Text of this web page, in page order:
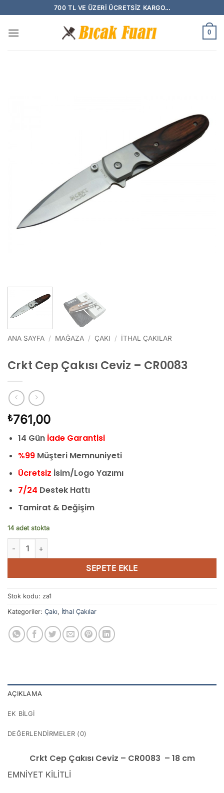
atla
700 TL VE ÜZERI ÜCRETSIZ KARGO...
0
ANA SAYFA / MAĞAZA / ÇAKI / İTHAL ÇAKILAR
Crkt Cep Çakısı Ceviz – CR0083
₺761,00
14 Gün İade Garantisi
%99Müşteri Memnuniyeti
Ücretsiz İsim/Logo Yazımı
7/24 Destek Hattı
Tamirat & Değişim
14 adet stokta
Crkt Cep Çakısı Ceviz - CR0083 adet
SEPETE EKLE
Stok kodu: za1
Kategoriler: Çakı, İthal Çakılar
AÇIKLAMA
EK BILGI
DEĞERLENDIRMELER (0)
Crkt Cep Çakısı Ceviz – CR0083 – 18 cm
EMNİYET KİLİTLİ